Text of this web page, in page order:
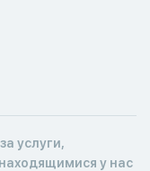
услуги,
у нас